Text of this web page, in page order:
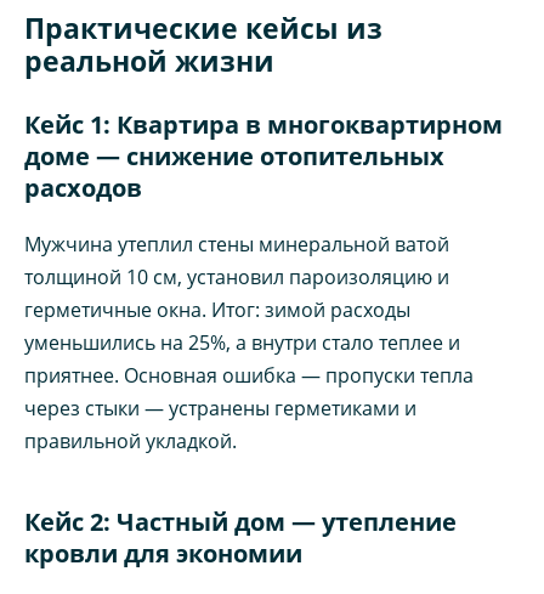
Практические кейсы из
реальной жизни
Кейс 1: Квартира в многоквартирном
доме — снижение отопительных
расходов
Мужчина утеплил стены минеральной ватой
толщиной 10 см, установил пароизоляцию и
герметичные окна. Итог: зимой расходы
уменьшились на 25%, а внутри стало теплее и
приятнее. Основная ошибка — пропуски тепла
через стыки — устранены герметиками и
правильной укладкой.
Кейс 2: Частный дом — утепление
кровли для экономии